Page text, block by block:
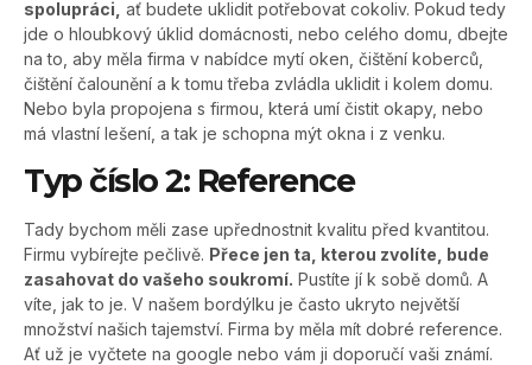
spolupráci, ať budete uklidit potřebovat cokoliv. Pokud tedy
jde o hloubkový úklid domácnosti, nebo celého domu, dbejte
na to, aby měla firma v nabídce mytí oken, čištění koberců,
čištění čalounění a k tomu třeba zvládla uklidit i kolem domu.
Nebo byla propojena s firmou, která umí čistit okapy, nebo
má vlastní lešení, a tak je schopna mýt okna i z venku.
Typ číslo 2: Reference
Tady bychom měli zase upřednostnit kvalitu před kvantitou.
Firmu vybírejte pečlivě. Přece jen ta, kterou zvolíte, bude
zasahovat do vašeho soukromí. Pustíte jí k sobě domů. A
víte, jak to je. V našem bordýlku je často ukryto největší
množství našich tajemství. Firma by měla mít dobré reference.
Ať už je vyčtete na google nebo vám ji doporučí vaši známí.